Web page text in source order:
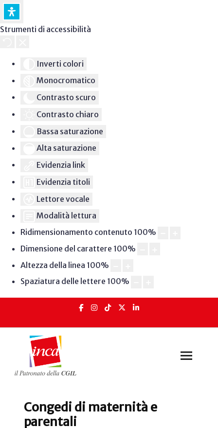
Strumenti di accessibilità
Inverti colori
Monocromatico
Contrasto scuro
Contrasto chiaro
Bassa saturazione
Alta saturazione
Evidenzia link
Evidenzia titoli
Lettore vocale
Modalità lettura
Ridimensionamento contenuto 100%
Dimensione del carattere 100%
Altezza della linea 100%
Spaziatura delle lettere 100%
Congedi di maternità e
parentali